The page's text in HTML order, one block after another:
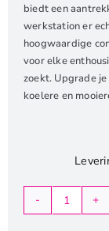
biedt een
werkstation er
hoogwaardige
voor elke
zoekt. Upgrade
koelere en
Antec